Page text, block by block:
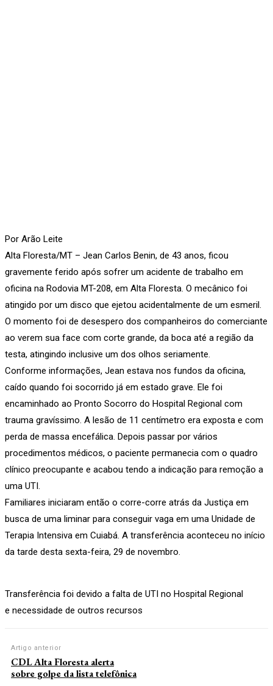
Por Arão Leite
Alta Floresta/MT – Jean Carlos Benin, de 43 anos, ficou
gravemente ferido após sofrer um acidente de trabalho em
oficina na Rodovia MT-208, em Alta Floresta. O mecânico foi
atingido por um disco que ejetou acidentalmente de um esmeril.
O momento foi de desespero dos companheiros do comerciante
ao verem sua face com corte grande, da boca até a região da
testa, atingindo inclusive um dos olhos seriamente.
Conforme informações, Jean estava nos fundos da oficina,
caído quando foi socorrido já em estado grave. Ele foi
encaminhado ao Pronto Socorro do Hospital Regional com
trauma gravíssimo. A lesão de 11 centímetro era exposta e com
perda de massa encefálica. Depois passar por vários
procedimentos médicos, o paciente permanecia com o quadro
clínico preocupante e acabou tendo a indicação para remoção a
uma UTI.
Familiares iniciaram então o corre-corre atrás da Justiça em
busca de uma liminar para conseguir vaga em uma Unidade de
Terapia Intensiva em Cuiabá. A transferência aconteceu no início
da tarde desta sexta-feira, 29 de novembro.
Transferência foi devido a falta de UTI no Hospital Regional
e necessidade de outros recursos
Artigo anterior
CDL Alta Floresta alerta
sobre golpe da lista telefônica